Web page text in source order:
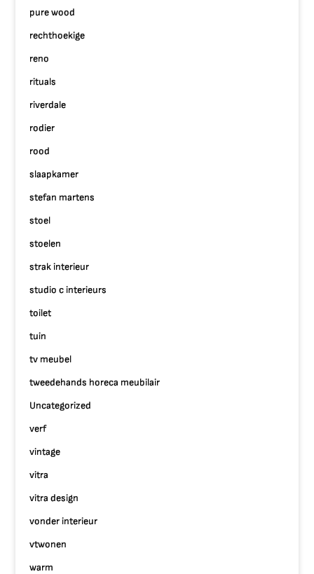
pure wood
rechthoekige
reno
rituals
riverdale
rodier
rood
slaapkamer
stefan martens
stoel
stoelen
strak interieur
studio c interieurs
toilet
tuin
tv meubel
tweedehands horeca meubilair
Uncategorized
verf
vintage
vitra
vitra design
vonder interieur
vtwonen
warm